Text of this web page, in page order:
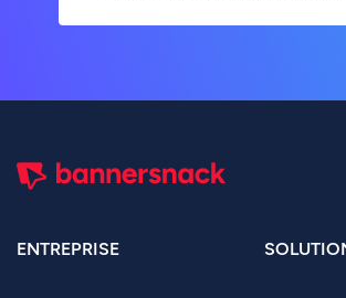
ENTREPRISE